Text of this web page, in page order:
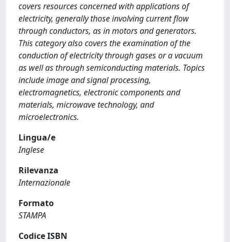
covers resources concerned with applications of
electricity, generally those involving current flow
through conductors, as in motors and generators.
This category also covers the examination of the
conduction of electricity through gases or a vacuum
as well as through semiconducting materials. Topics
include image and signal processing,
electromagnetics, electronic components and
materials, microwave technology, and
microelectronics.
Lingua/e
Inglese
Rilevanza
Internazionale
Formato
STAMPA
Codice ISBN